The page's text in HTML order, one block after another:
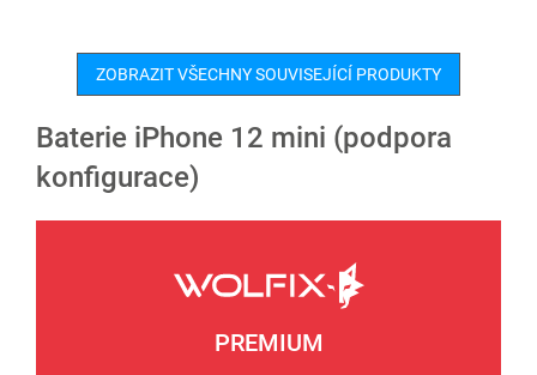
ZOBRAZIT VŠECHNY SOUVISEJÍCÍ PRODUKTY
Baterie iPhone 12 mini (podpora
konfigurace)
PREMIUM